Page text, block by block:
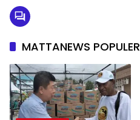
MATTANEWS POPULER